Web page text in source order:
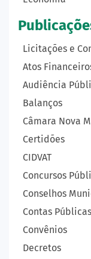
Licitações e
Atos
Audiência
Balanços
Câmara Nova
Certidões
CIDVAT
Concursos
Conselhos
Contas Públicas
Convênios
Decretos